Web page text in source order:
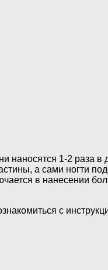
наносятся 1-2 раза в
а сами ногти
в нанесении
с